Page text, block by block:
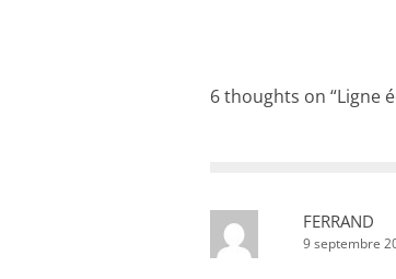
6 thoughts on “Ligne
FERRAND
9 septembre